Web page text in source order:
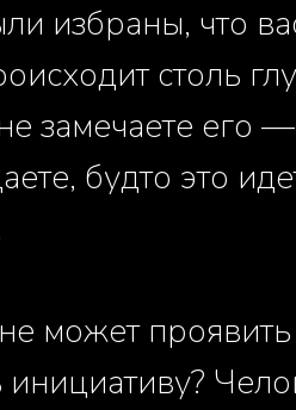
избраны, что
столь
замечаете его —
будто это
может